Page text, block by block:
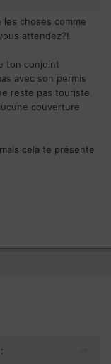
choses comme
attendez?!
ton conjoint
avec son permis
reste pas touriste
couverture
cela te présente